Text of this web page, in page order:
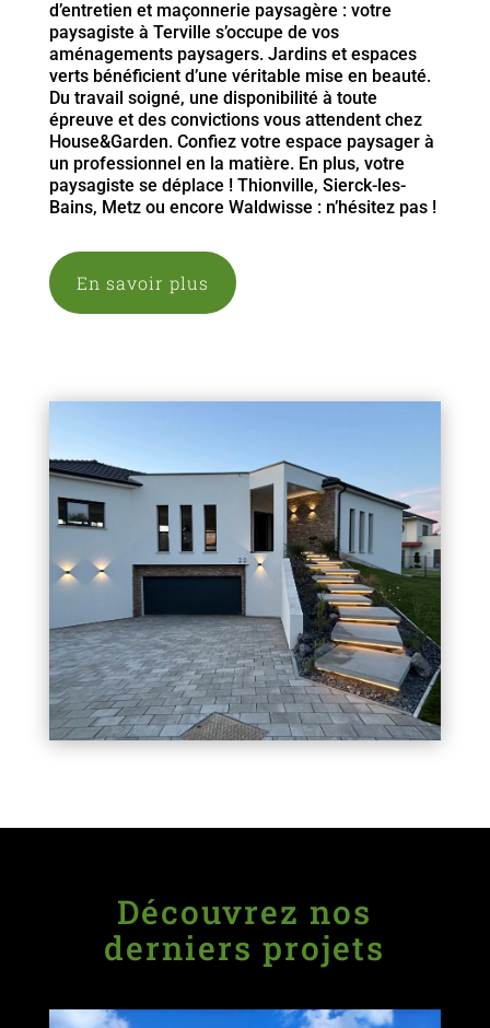
d’entretien et maçonnerie paysagère : votre
paysagiste à Terville s’occupe de vos
aménagements paysagers. Jardins et espaces
verts bénéficient d’une véritable mise en beauté.
Du travail soigné, une disponibilité à toute
épreuve et des convictions vous attendent chez
House&Garden. Confiez votre espace paysager à
un professionnel en la matière. En plus, votre
paysagiste se déplace ! Thionville, Sierck-les-
Bains, Metz ou encore Waldwisse : n’hésitez pas !
En savoir plus
Découvrez nos
derniers projets